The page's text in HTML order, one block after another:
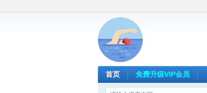
首页 免费升级VIP会员